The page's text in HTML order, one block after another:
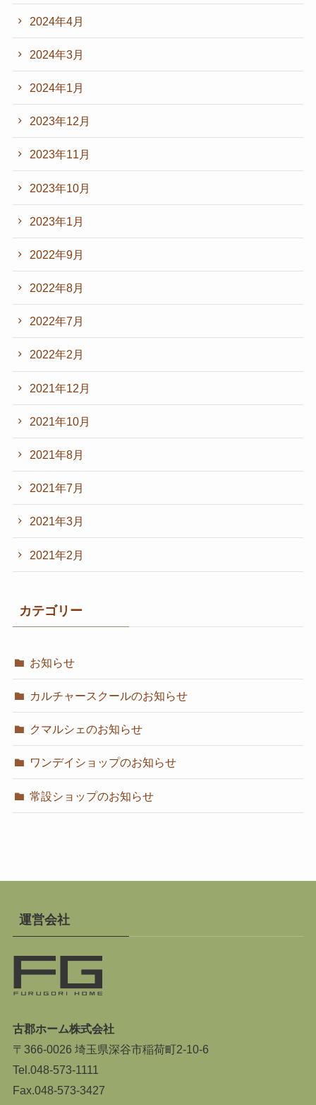
2024年4月
2024年3月
2024年1月
2023年12月
2023年11月
2023年10月
2023年1月
2022年9月
2022年8月
2022年7月
2022年2月
2021年12月
2021年10月
2021年8月
2021年7月
2021年3月
2021年2月
カテゴリー
お知らせ
カルチャースクールのお知らせ
クマルシェのお知らせ
ワンデイショップのお知らせ
常設ショップのお知らせ
運営会社
古郡ホーム株式会社
〒366-0026 埼玉県深谷市稲荷町2-10-6
Tel.048-573-1111
Fax.048-573-3427